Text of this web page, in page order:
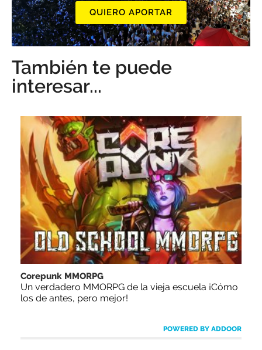
QUIERO APORTAR
También te puede
interesar...
Corepunk MMORPG
Un verdadero MMORPG de la vieja escuela ¡Cómo
los de antes, pero mejor!
POWERED BY ADDOOR